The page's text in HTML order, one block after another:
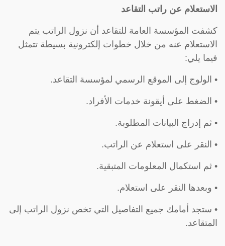
الاستعلام عن راتب التقاعد
كشفت المؤسسة العامة للتقاعد أن نزول الراتب يتم
الاستعلام عنه من خلال خطوات إلكترونية بسيطة تتمثل
فيما يلي:
• الولوج إلى الموقع الرسمي لمؤسسة التقاعد.
• الضغط على أيقونة خدمات الأفراد.
• ثم إدراج البيانات المطلوبة.
• النقر على استعلام عن الراتب.
• ثم استكمال المعلومات المتبقية.
• وبعدها النقر على استعلام.
• ستجد أمامك جميع التفاصيل التي تخص نزول الراتب إلى
المتقاعد.